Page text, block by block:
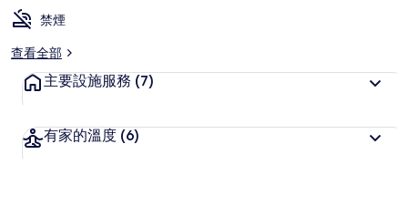
禁煙
查看全部
主要設施服務 (7)
有家的溫度 (6)